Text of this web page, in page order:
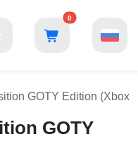
0
GOTY Edition (Xbox
GOTY